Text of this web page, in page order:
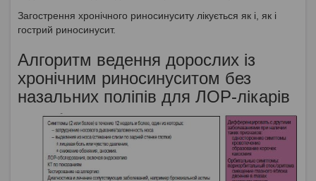
Загострення хронічного риносинуситу лікується як і, як і
гострий риносинусит.
Алгоритм ведення дорослих із
хронічним риносинуситом без
назальних поліпів для ЛОР-лікарів